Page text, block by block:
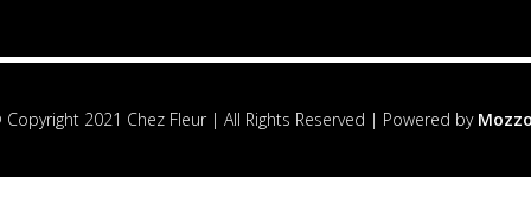
2021 Chez Fleur | All Rights Reserved | Powered by